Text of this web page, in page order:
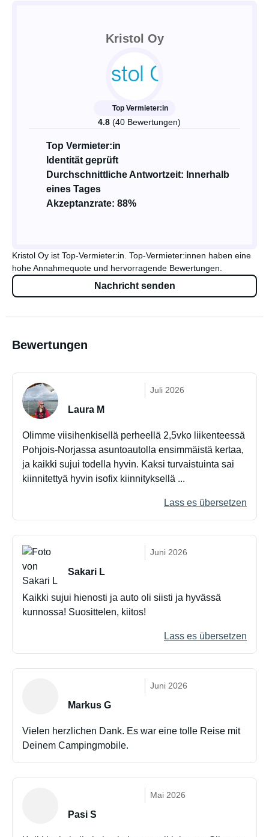
Kristol Oy
Top Vermieter:in
4.8 (40 Bewertungen)
Top Vermieter:in
Identität geprüft
Durchschnittliche Antwortzeit: Innerhalb
eines Tages
Akzeptanzrate: 88%
Kristol Oy ist Top-Vermieter:in. Top-Vermieter:innen haben eine
hohe Annahmequote und hervorragende Bewertungen.
Nachricht senden
Bewertungen
Juli 2026
Laura M
Olimme viisihenkisellä perheellä 2,5vko liikenteessä
Pohjois-Norjassa asuntoautolla ensimmäistä kertaa,
ja kaikki sujui todella hyvin. Kaksi turvaistuinta sai
kiinnitettyä hyvin isofix kiinnityksellä ...
Lass es übersetzen
Juni 2026
Sakari L
Kaikki sujui hienosti ja auto oli siisti ja hyvässä
kunnossa! Suosittelen, kiitos!
Lass es übersetzen
Juni 2026
Markus G
Vielen herzlichen Dank. Es war eine tolle Reise mit
Deinem Campingmobile.
Mai 2026
Pasi S